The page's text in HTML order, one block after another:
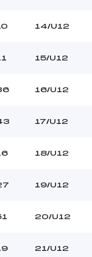
14/U12
15/U12
16/U12
17/U12
18/U12
19/U12
20/U12
21/U12